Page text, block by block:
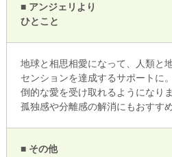
■ アンジェリより
ひとこと
地球と相思相愛になって、人類と
センションを達成するサポートに
倒的な愛を受け取れるようになり
孤独感や分離感の解消にもおすすめ
■ その他